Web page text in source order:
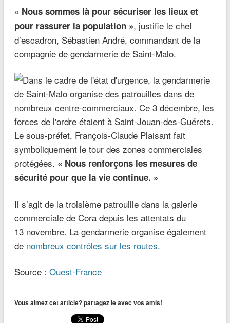
« Nous sommes là pour sécuriser les lieux et
pour rassurer la population », justifie le chef
d’escadron, Sébastien André, commandant de la
compagnie de gendarmerie de Saint-Malo.
Le sous-préfet, François-Claude Plaisant fait
symboliquement le tour des zones commerciales
protégées. « Nous renforçons les mesures de
sécurité pour que la vie continue. »
Il s’agit de la troisième patrouille dans la galerie
commerciale de Cora depuis les attentats du
13 novembre. La gendarmerie organise également
de nombreux contrôles sur les routes.
Source : Ouest-France
Vous aimez cet article? partagez le avec vos amis!